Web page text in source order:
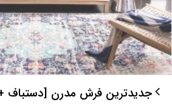
جدیدترین فرش مدرن [دستباف +